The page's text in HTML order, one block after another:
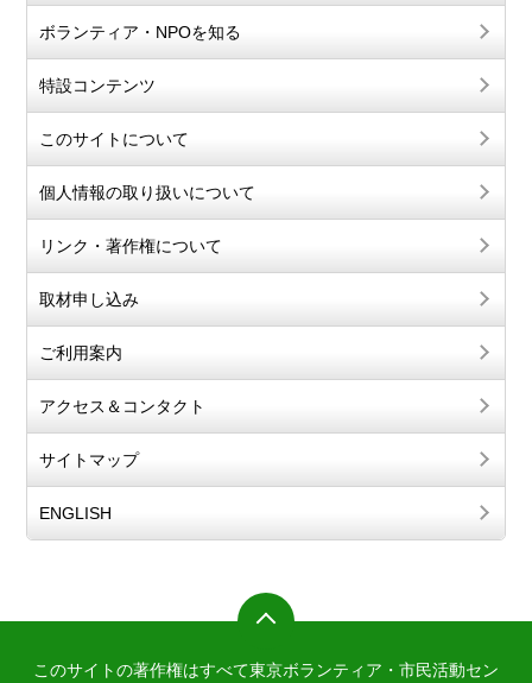
ボランティア・NPOを知る
特設コンテンツ
このサイトについて
個人情報の取り扱いについて
リンク・著作権について
取材申し込み
ご利用案内
アクセス＆コンタクト
サイトマップ
ENGLISH
このサイトの著作権はすべて東京ボランティア・市民活動セン